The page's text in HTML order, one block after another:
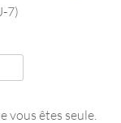
7)
vous êtes seule.